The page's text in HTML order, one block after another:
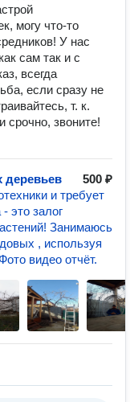
могу что-то
У нас
сам так и с
всегда
если сразу не
т. к.
звоните!
деревьев
500 ₽
и требует
это залог
Занимаюсь
, используя
видео отчёт.